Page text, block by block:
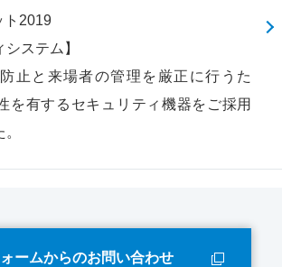
ト2019
システム】
止と来場者の管理を厳正に行うた
を有するセキュリティ機器をご採用
ームからのお問い合わせ